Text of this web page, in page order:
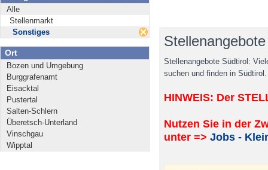
Alle
Stellenmarkt
Sonstiges
Ort
Bozen und Umgebung
Burggrafenamt
Eisacktal
Pustertal
Salten-Schlern
Überetsch-Unterland
Vinschgau
Wipptal
Stellenangebote Südtirol:
suchen und finden in Südtirol.
HINWEIS: Der
Nutzen Sie in der
unter => Jobs -